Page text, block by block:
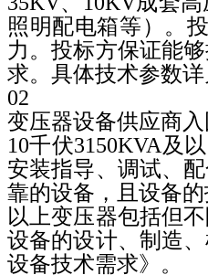
照明配电箱等）。
力。投标方保证能
求。具体技术参数详
02
变压器设备供应商入
10千伏3150KVA及
安装指导、调试、
靠的设备，且设备
以上变压器包括但
设备的设计、制造
设备技术需求》。